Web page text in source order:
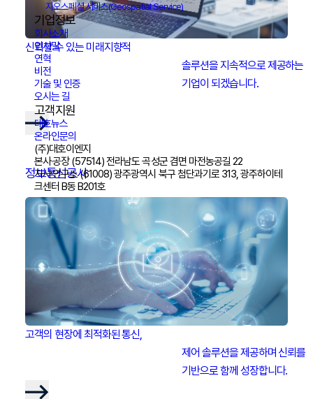
지오스페셜 서비스(Geospatial Service)
기업정보
회사소개
인사말
연혁
비전
기술 및 인증
오시는 길
고객지원
대호뉴스
온라인문의
(주)대호이엔지
본사‧공장 (57514) 전라남도 곡성군 겸면 마전농공길 22
지사‧연구소(61008) 광주광역시 북구 첨단과기로 313, 광주하이테
크센터 B동 B201호
신뢰할 수 있는 미래지향적
							솔루션을 지속적으로 제공하는
							기업이 되겠습니다.
정보통신공사
고객의 현장에 최적화된 통신,
							기반으로 함께 성장합니다.